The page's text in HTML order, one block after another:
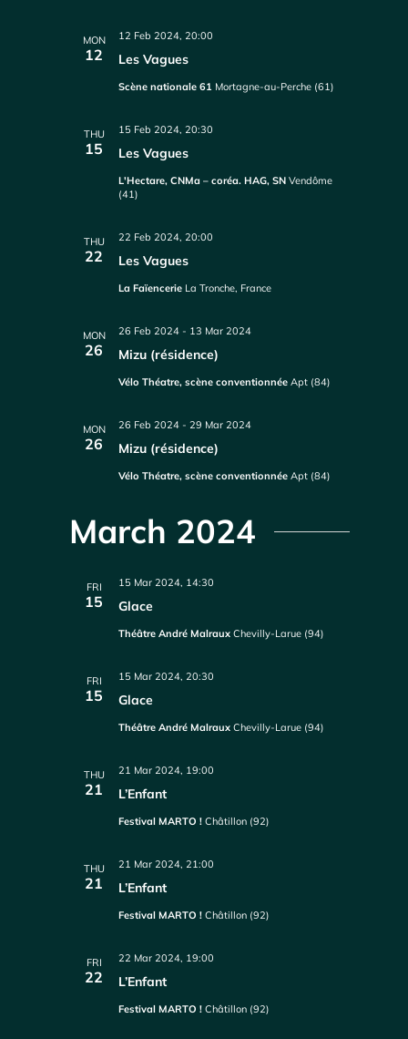
MON
12 Les Vagues
12 Feb 2024, 20:00
Scène nationale 61 Mortagne-au-Perche (61)
THU
15 Les Vagues
15 Feb 2024, 20:30
L'Hectare, CNMa – coréa. HAG, SNVendôme
(41)
THU
22 Les Vagues
22 Feb 2024, 20:00
La Faïencerie La Tronche, France
MON
26 Mizu (résidence)
26 Feb 2024 - 13 Mar 2024
Vélo Théatre, scène conventionnéeApt (84)
MON
26 Mizu (résidence)
26 Feb 2024 -29 Mar 2024
Vélo Théatre, scène conventionnéeApt (84)
March 2024
FRI
15 Glace
15 Mar 2024, 14:30
Théâtre André MalrauxChevilly-Larue (94)
FRI
15 Glace
15 Mar 2024, 20:30
Théâtre André MalrauxChevilly-Larue (94)
THU
21 L’Enfant
21 Mar 2024, 19:00
Festival MARTO !Châtillon (92)
THU
21 L’Enfant
21 Mar 2024, 21:00
Festival MARTO !Châtillon (92)
FRI
22 L’Enfant
22 Mar 2024, 19:00
Festival MARTO !Châtillon (92)